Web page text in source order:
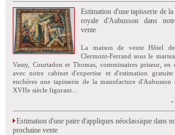
Estimation d'une tapisserie de
royale d'Aubusson dans
vente
La maison de vente Hôtel
Clermont-Ferrand sous le
Vassy, Courtadon et Thomas, commissaires priseur, en
avec notre cabinet d'expertise et d'estimation
enchères une tapisserie de la manufacture
XVIIe siècle figurant...
»
Estimation d'une paire d'appliques néoclassique dans
prochaine vente